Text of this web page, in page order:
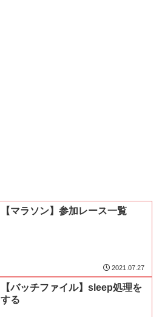
【マラソン】参加レース一覧
2021.07.27
【バッチファイル】sleep処理を
する